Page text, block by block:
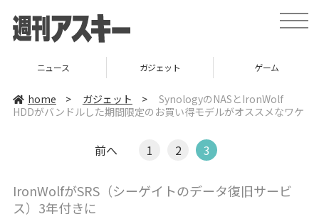
t
o
i
ニュース ガジェット ゲーム
home > ガジェット >
SynologyのNASとIronWolf
HDDがバンドルした期間限定のお買い得モデルがオススメなワケ
前へ 1 2 3
IronWolfがSRS（シーゲイトのデータ復旧サービ
ス）3年付きに